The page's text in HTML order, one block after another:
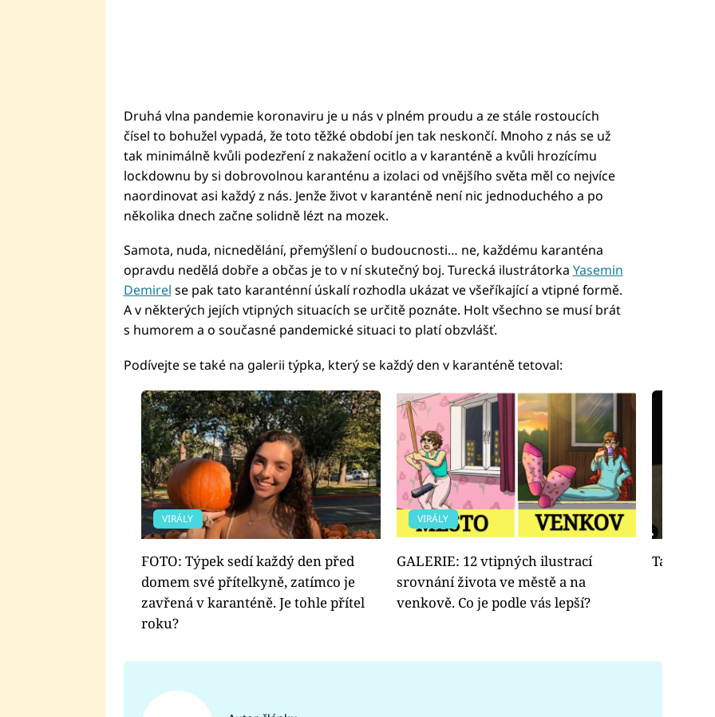
Druhá vlna pandemie koronaviru je u nás v plném proudu a ze stále rostoucích
čísel to bohužel vypadá, že toto těžké období jen tak neskončí. Mnoho z nás se už
tak minimálně kvůli podezření z nakažení ocitlo a v karanténě a kvůli hrozícímu
lockdownu by si dobrovolnou karanténu a izolaci od vnějšího světa měl co nejvíce
naordinovat asi každý z nás. Jenže život v karanténě není nic jednoduchého a po
několika dnech začne solidně lézt na mozek.
Samota, nuda, nicnedělání, přemýšlení o budoucnosti… ne, každému karanténa
opravdu nedělá dobře a občas je to v ní skutečný boj. Turecká ilustrátorka Yasemin
Demirel se pak tato karanténní úskalí rozhodla ukázat ve všeříkající a vtipné formě.
A v některých jejích vtipných situacích se určitě poznáte. Holt všechno se musí brát
s humorem a o současné pandemické situaci to platí obzvlášť.
Podívejte se také na galerii týpka, který se každý den v karanténě tetoval:
VIRÁLY
FOTO: Týpek sedí každý den před
domem své přítelkyně, zatímco je
zavřená v karanténě. Je tohle přítel
roku?
VIRÁLY
GALERIE: 12 vtipných ilustrací
srovnání života ve městě a na
venkově. Co je podle vás lepší?
Tatér se